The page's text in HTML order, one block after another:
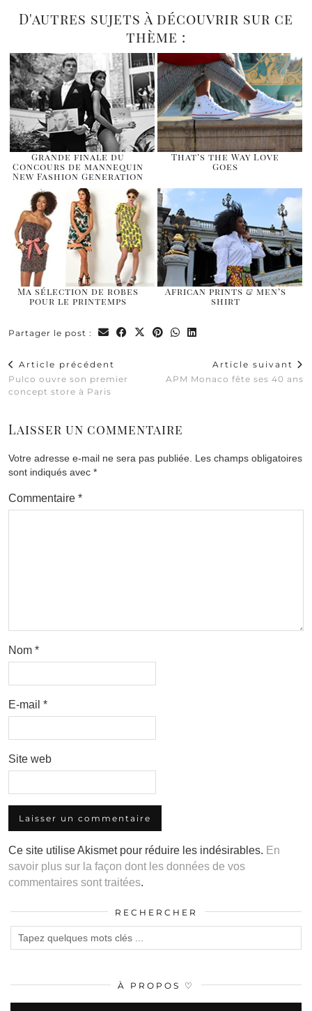
D'autres sujets à découvrir sur ce
thème :
Grande finale du
Concours de mannequin
New Fashion Generation
That’s the Way Love
Goes
Ma sélection de robes
pour le printemps
African prints & men’s
shirt
Partager le post :
Article précédent
Pulco ouvre son premier
concept store à Paris
Article suivant
APM Monaco fête ses 40 ans
Laisser un commentaire
Votre adresse e-mail ne sera pas publiée. Les champs obligatoires
sont indiqués avec *
Commentaire *
Nom *
E-mail *
Site web
Ce site utilise Akismet pour réduire les indésirables. En
savoir plus sur la façon dont les données de vos
commentaires sont traitées.
RECHERCHER
À PROPOS ♡